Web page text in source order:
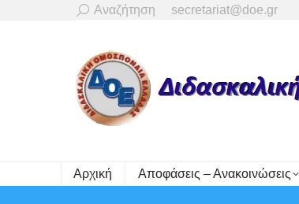
Search:
Αναζήτηση secretariat@doe.gr
Αρχική Αποφάσεις – Ανακοινώσεις